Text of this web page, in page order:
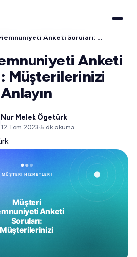
Müşteri Memnuniyeti Anketi Soruları: Müşterilerinizi Anlayın
Anketi
Müşterilerinizi
Anlayın
Nur Melek Ögetürk
12 Tem 2023·5 dk okuma